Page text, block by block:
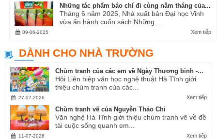
Những tác phẩm báo chí đi cùng năm tháng của...
Tháng 6 năm 2025, Nhà xuất bản Đại học Vinh
vừa ấn hành cuốn sách Những...
Xem tiếp
09-06-2025
DÀNH CHO NHÀ TRƯỜNG
Chùm tranh của các em về Ngày Thương binh -...
Hội Liên hiệp văn học nghệ thuật Hà Tĩnh giới
thiệu chùm tranh của các...
Xem tiếp
27-07-2026
Chùm tranh vẽ của Nguyễn Thảo Chi
Văn nghệ Hà Tĩnh giới thiệu chùm tranh vẽ về đề
tài cuộc sống quanh em...
Xem tiếp
11-07-2026